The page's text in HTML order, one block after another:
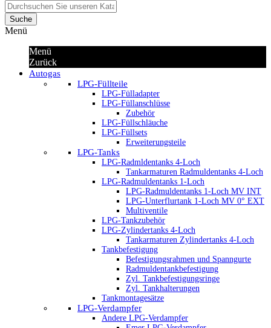
Suche
Menü
Menü
Zurück
Autogas
LPG-Füllteile
LPG-Fülladapter
LPG-Füllanschlüsse
Zubehör
LPG-Füllschläuche
LPG-Füllsets
Erweiterungsteile
LPG-Tanks
LPG-Radmldentanks 4-Loch
Tankarmaturen Radmuldentanks 4-Loch
LPG-Radmuldentanks 1-Loch
LPG-Radmuldentanks 1-Loch MV INT
LPG-Unterflurtank 1-Loch MV 0° EXT
Multiventile
LPG-Tankzubehör
LPG-Zylindertanks 4-Loch
Tankarmaturen Zylindertanks 4-Loch
Tankbefestigung
Befestigungsrahmen und Spanngurte
Radmuldentankbefestigung
Zyl. Tankbefestigungsringe
Zyl. Tankhalterungen
Tankmontagesätze
LPG-Verdampfer
Andere LPG-Verdampfer